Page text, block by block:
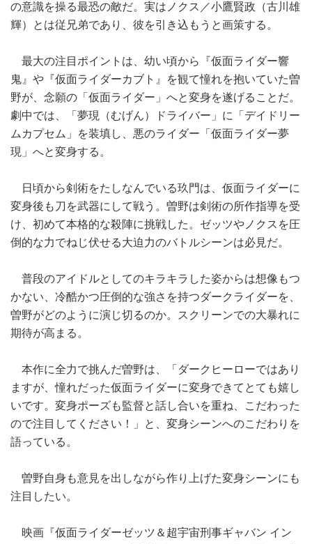
の意識を操る最恐の敵だ。実はノクス／小鷹賢政（古川雄
輝）とは従兄弟であり、彼を引き込もうと画策する。
最大の注目ポイントは、幼い頃から『仮面ライダー響
鬼』や『仮面ライダーカブト』を観て憧れを抱いていた曽
野が、念願の「仮面ライダー」へと変身を遂げることだ。
劇中では、「夢現（むげん）ドライバー」に「デイドリー
ムカプセム」を装填し、悪のライダー「仮面ライダー夢
現」へと変身する。
日頃から剣術をたしなんでいる玖門は、仮面ライダーに
変身後も刀を武器にして戦う。曽野は剣術の所作指導を受
け、初めて本格的な殺陣に挑戦した。ゼッツやノクスを圧
倒的な力でねじ伏せる大迫力のバトルシーンは必見だ。
普段のアイドルとしてのキラキラした姿からは想像もつ
かない、冷酷かつ圧倒的な強さを持つダークライダーを、
曽野がどのように演じ切るのか。スクリーンでの大暴れに
期待が高まる。
本作に全力で挑んだ曽野は、「ダークヒーローではあり
ますが、憧れだった仮面ライダーに変身できてとても嬉し
いです。変身ポーズも監督と話し合いを重ね、こだわった
ので注目してください！」と、変身シーンへのこだわりを
語っている。
曽野自身も意見を出しながら作り上げた変身シーンにも
注目したい。
映画『仮面ライダーゼッツ＆超宇宙刑事ギャバン イン